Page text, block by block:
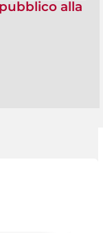
alla